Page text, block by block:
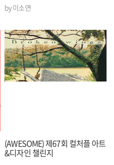
by 이소연
(AWESOME) 제67회 컬처플 아트
&디자인 챌린지